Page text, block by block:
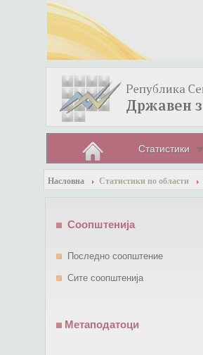
Статистики
Насловна Статистики по области
Соопштенија
Последно соопштение
Сите соопштенија
Метаподатоци